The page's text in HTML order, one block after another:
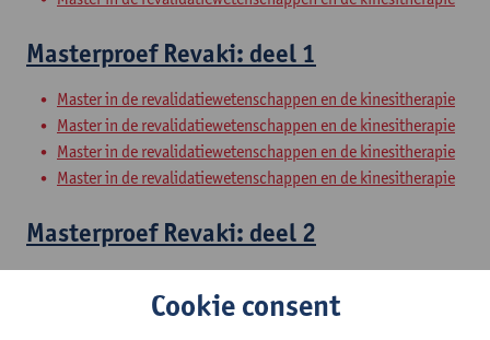
Masterproef Revaki: deel 1
Master in de revalidatiewetenschappen en de kinesitherapie
Master in de revalidatiewetenschappen en de kinesitherapie
Master in de revalidatiewetenschappen en de kinesitherapie
Master in de revalidatiewetenschappen en de kinesitherapie
Masterproef Revaki: deel 2
Master in de revalidatiewetenschappen en de kinesitherapie
Cookie consent